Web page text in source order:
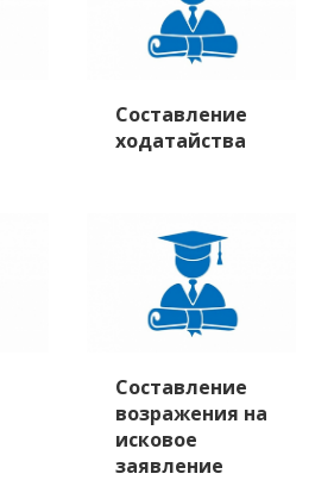
Составление
ходатайства
Составление
возражения на
исковое
заявление